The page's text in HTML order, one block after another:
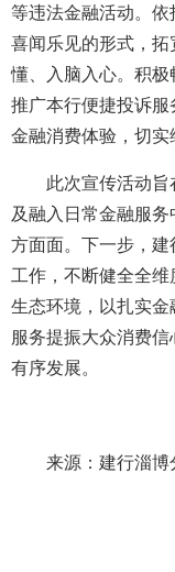
等违法金融活动。
喜闻乐见的形式，
懂、入脑入心。积
推广本行便捷投诉
金融消费体验，切实
此次宣传活动旨
及融入日常金融服
方面面。下一步，
工作，不断健全全
生态环境，以扎实
服务提振大众消费
有序发展。
来源：建行淄博